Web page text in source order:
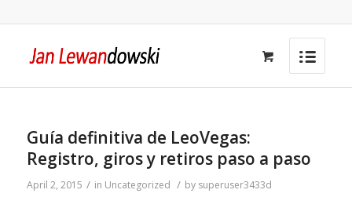
Guía definitiva de LeoVegas:
Registro, giros y retiros paso a paso
April 2, 2015 / in Uncategorized / by superuser3433d